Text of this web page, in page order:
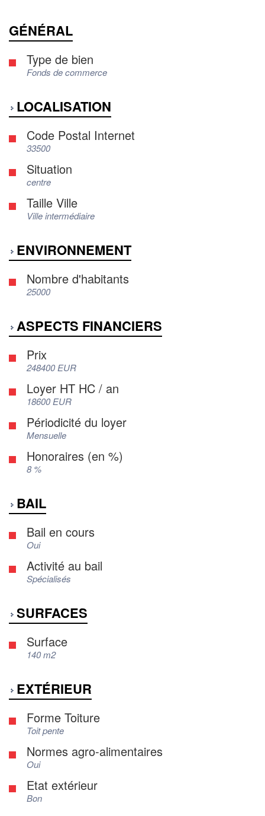
GÉNÉRAL
Type de bien
Fonds de commerce
LOCALISATION
Code Postal Internet
33500
Situation
centre
Taille Ville
Ville intermédiaire
ENVIRONNEMENT
Nombre d'habitants
25000
ASPECTS FINANCIERS
Prix
248400 EUR
Loyer HT HC / an
18600 EUR
Périodicité du loyer
Mensuelle
Honoraires (en %)
8 %
BAIL
Bail en cours
Oui
Activité au bail
Spécialisés
SURFACES
Surface
140 m2
EXTÉRIEUR
Forme Toiture
Toit pente
Normes agro-alimentaires
Oui
Etat extérieur
Bon